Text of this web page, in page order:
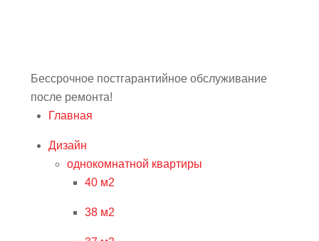
Бессрочное постгарантийное обслуживание
после ремонта!
Главная
Дизайн
однокомнатной квартиры
40 м2
38 м2